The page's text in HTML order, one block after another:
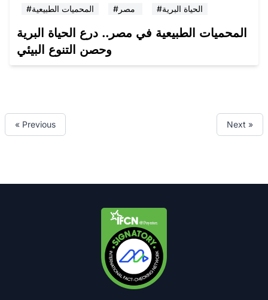
#المحميات الطبيعية #الحياة البرية
المحميات الطبيعية في مصر.. درع الحياة البرية
وحصن التنوع البيئي
« Previous Next »